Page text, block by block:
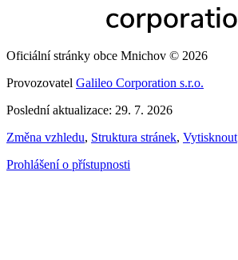
Oficiální stránky obce Mnichov © 2026
Provozovatel Galileo Corporation s.r.o.
Poslední aktualizace: 29. 7. 2026
Změna vzhledu, Struktura stránek, Vytisknout
Prohlášení o přístupnosti